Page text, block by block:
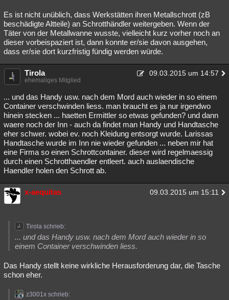
Es ist nicht unüblich, dass Werkstätten ihren Metallschrott (zB
beschädigte Altteile) an Schrotthändler weitergeben. Wenn der
Täter von der Metallwanne wusste, vielleicht kurz vorher noch an
dieser vorbeispaziert ist, dann konnte er/sie davon ausgehen,
dass er/sie dort kurzfristig fündig werden würde.
Tirola 09.03.2015 um 14:57
ehemaliges Mitglied
... und das Handy usw. nach dem Mord auch wieder in so einem
Container verschwinden liess. man braucht es ja nur irgendwo
hinein stecken ... haetten Ermittler so etwas gefunden? und dann
waere noch der Inn - auch da findet man Handy und Handtasche
eher schwer. wobei ev. noch Kleidung entsorgt wurde. Larissas
Handtasche wurde im Inn nie wieder gefunden ... neben mir hat
eine Firma so einen Schrottcontainer. dieser wird regelmaessig
durch einen Schrotthaendler entleert. auch auslaendische
Haendler holen den Schrott ab.
x-aequitas 09.03.2015 um 15:11
Tirola schrieb:
... und das Handy usw. nach dem Mord auch wieder in so
einem Container verschwinden liess.
Das Handy stellt keine wirkliche Herausforderung dar, die Tasche
schon eher.
z3001x schrieb: